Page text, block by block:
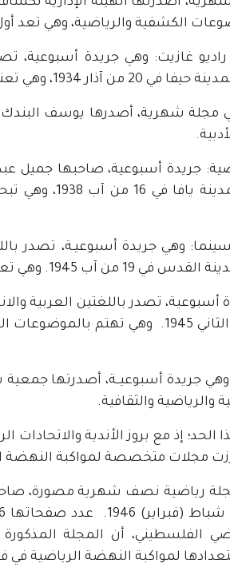
غازيت: وهي جريدة أسبوعية،
بشؤون الراديو والألغاز والرياضة.
جريدة أسبوعية، صاحبها
أسعد عبود،
وهي جريدة أسبوعيـة، تصدر
الرياضة والمسرح والسينما والراديو.
أسبوعية، تصدر باللغتين العربية
القدس في 23 تشرين الثاني 1945. وهي
والرياضية والثقافية.
الحد؛ إذ مع بروز الأندية والاتحادات
مجلات متخصصة لمواكبة النهضة
رياضية نصف شهرية مصورة،
الفلسطيني، أن المجلة
لمواكبة النهضة الرياضية